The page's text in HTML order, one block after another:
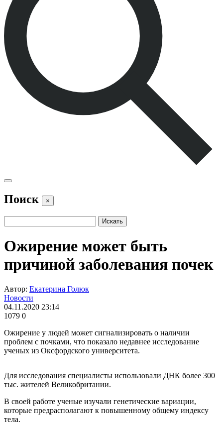
Поиск ×
Ожирение может быть
причиной заболевания почек
Автор: Екатерина Голюк
Новости
04.11.2020 23:14
1079 0
Ожирение у людей может сигнализировать о наличии
проблем с почками, что показало недавнее исследование
ученых из Оксфордского университета.
Для исследования специалисты использовали ДНК более 300
тыс. жителей Великобритании.
В своей работе ученые изучали генетические вариации,
которые предрасполагают к повышенному общему индексу
тела.